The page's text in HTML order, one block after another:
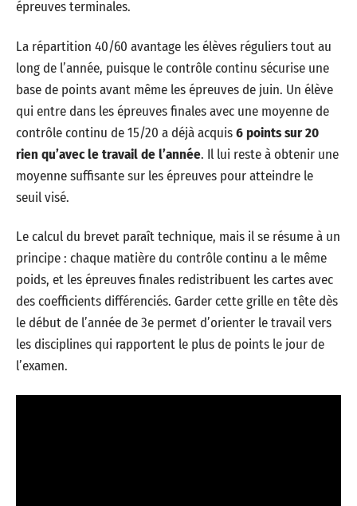
épreuves terminales.
La répartition 40/60 avantage les élèves réguliers tout au
long de l’année, puisque le contrôle continu sécurise une
base de points avant même les épreuves de juin. Un élève
qui entre dans les épreuves finales avec une moyenne de
contrôle continu de 15/20 a déjà acquis6 points sur 20
rien qu’avec le travail de l’année. Il lui reste à obtenir une
moyenne suffisante sur les épreuves pour atteindre le
seuil visé.
Le calcul du brevet paraît technique, mais il se résume à un
principe : chaque matière du contrôle continu a le même
poids, et les épreuves finales redistribuent les cartes avec
des coefficients différenciés. Garder cette grille en tête dès
le début de l’année de 3e permet d’orienter le travail vers
les disciplines qui rapportent le plus de points le jour de
l’examen.